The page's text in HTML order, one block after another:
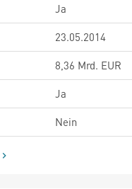
Ja
23.05.2014
8,36 Mrd. EUR
Ja
Nein